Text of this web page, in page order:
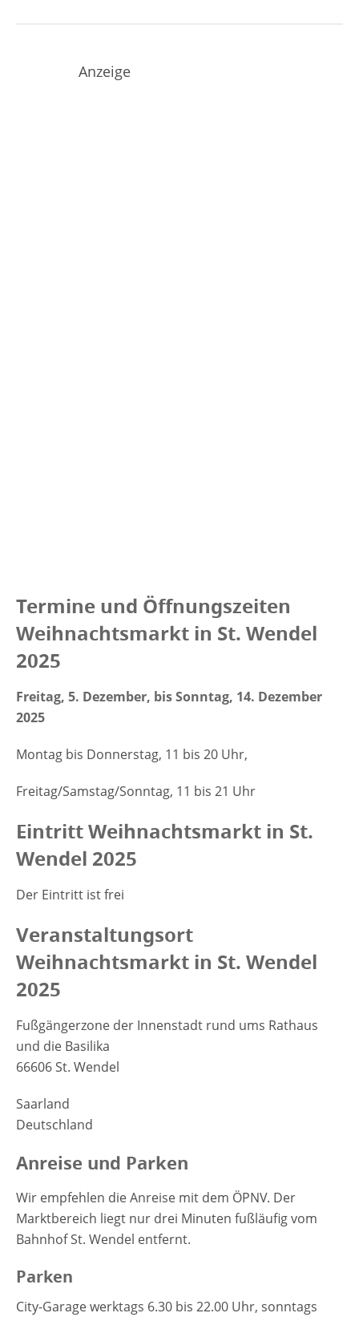
Anzeige
Termine und Öffnungszeiten
Weihnachtsmarkt in St. Wendel
2025
Freitag, 5. Dezember, bis Sonntag, 14. Dezember
2025
Montag bis Donnerstag, 11 bis 20 Uhr,
Freitag/Samstag/Sonntag, 11 bis 21 Uhr
Eintritt Weihnachtsmarkt in St.
Wendel 2025
Der Eintritt ist frei
Veranstaltungsort
Weihnachtsmarkt in St. Wendel
2025
Fußgängerzone der Innenstadt rund ums Rathaus
und die Basilika
66606 St. Wendel
Saarland
Deutschland
Anreise und Parken
Wir empfehlen die Anreise mit dem ÖPNV. Der
Marktbereich liegt nur drei Minuten fußläufig vom
Bahnhof St. Wendel entfernt.
Parken
City-Garage werktags 6.30 bis 22.00 Uhr, sonntags